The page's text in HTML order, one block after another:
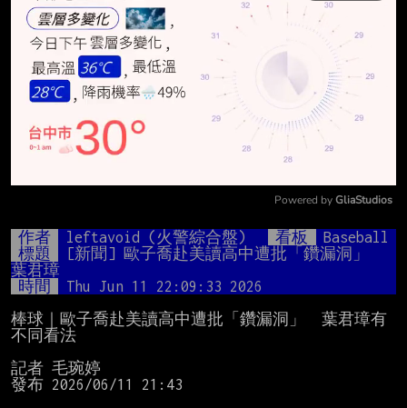
Mute
Powered by GliaStudios
作者 leftavoid (火警綜合盤) 看板
Baseball
標題
[新聞] 歐子喬赴美讀高中遭批「鑽漏洞」
葉君璋
時間
Thu Jun 11 22:09:33 2026
棒球｜歐子喬赴美讀高中遭批「鑽漏洞」　葉君璋有
不同看法
記者 毛琬婷
發布 2026/06/11 21:43